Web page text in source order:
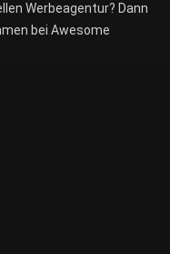
Werbeagentur? Dann
bei Awesome